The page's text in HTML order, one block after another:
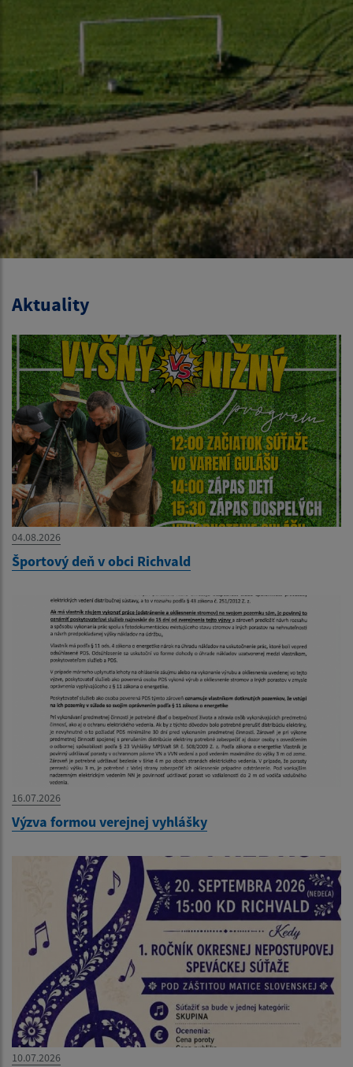
Aktuality
04.08.2026
Športový deň v obci Richvald
16.07.2026
Výzva formou verejnej vyhlášky
10.07.2026